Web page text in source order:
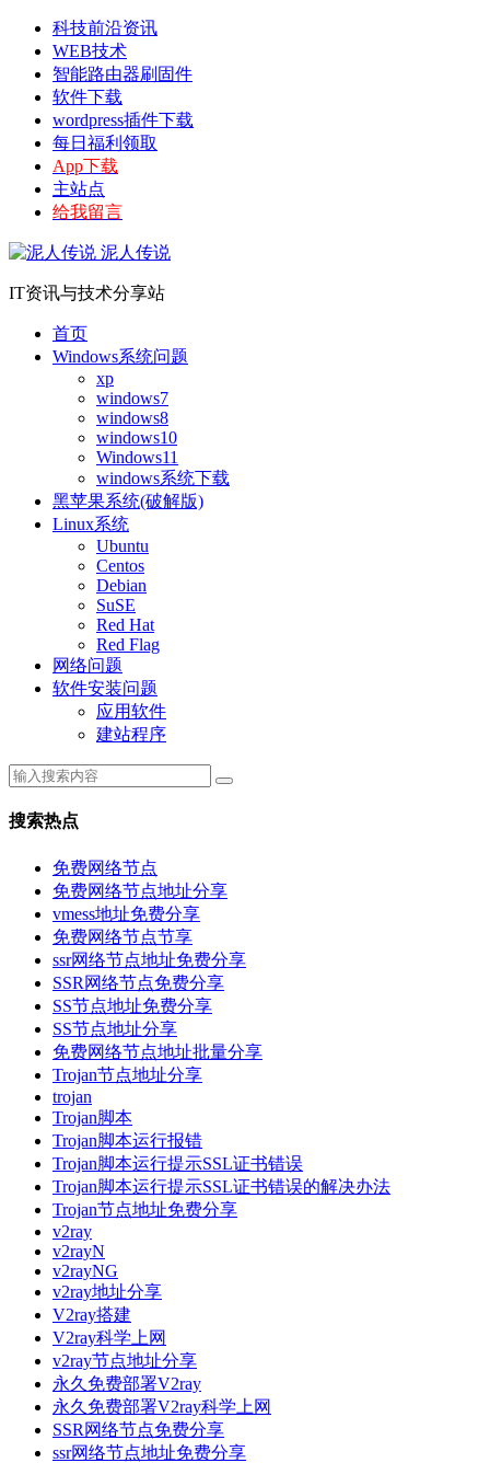
科技前沿资讯
WEB技术
智能路由器刷固件
软件下载
wordpress插件下载
每日福利领取
App下载
主站点
给我留言
泥人传说
IT资讯与技术分享站
首页
Windows系统问题
xp
windows7
windows8
windows10
Windows11
windows系统下载
黑苹果系统(破解版)
Linux系统
Ubuntu
Centos
Debian
SuSE
Red Hat
Red Flag
网络问题
软件安装问题
应用软件
建站程序
搜索热点
免费网络节点
免费网络节点地址分享
vmess地址免费分享
免费网络节点节享
ssr网络节点地址免费分享
SSR网络节点免费分享
SS节点地址免费分享
SS节点地址分享
免费网络节点地址批量分享
Trojan节点地址分享
trojan
Trojan脚本
Trojan脚本运行报错
Trojan脚本运行提示SSL证书错误
Trojan脚本运行提示SSL证书错误的解决办法
Trojan节点地址免费分享
v2ray
v2rayN
v2rayNG
v2ray地址分享
V2ray搭建
V2ray科学上网
v2ray节点地址分享
永久免费部署V2ray
永久免费部署V2ray科学上网
SSR网络节点免费分享
ssr网络节点地址免费分享